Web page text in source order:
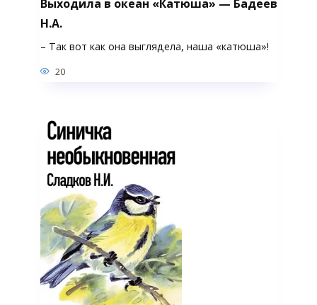
Выходила в океан «Катюша» — Бадеев
Н.А.
– Так вот как она выглядела, наша «катюша»!
20